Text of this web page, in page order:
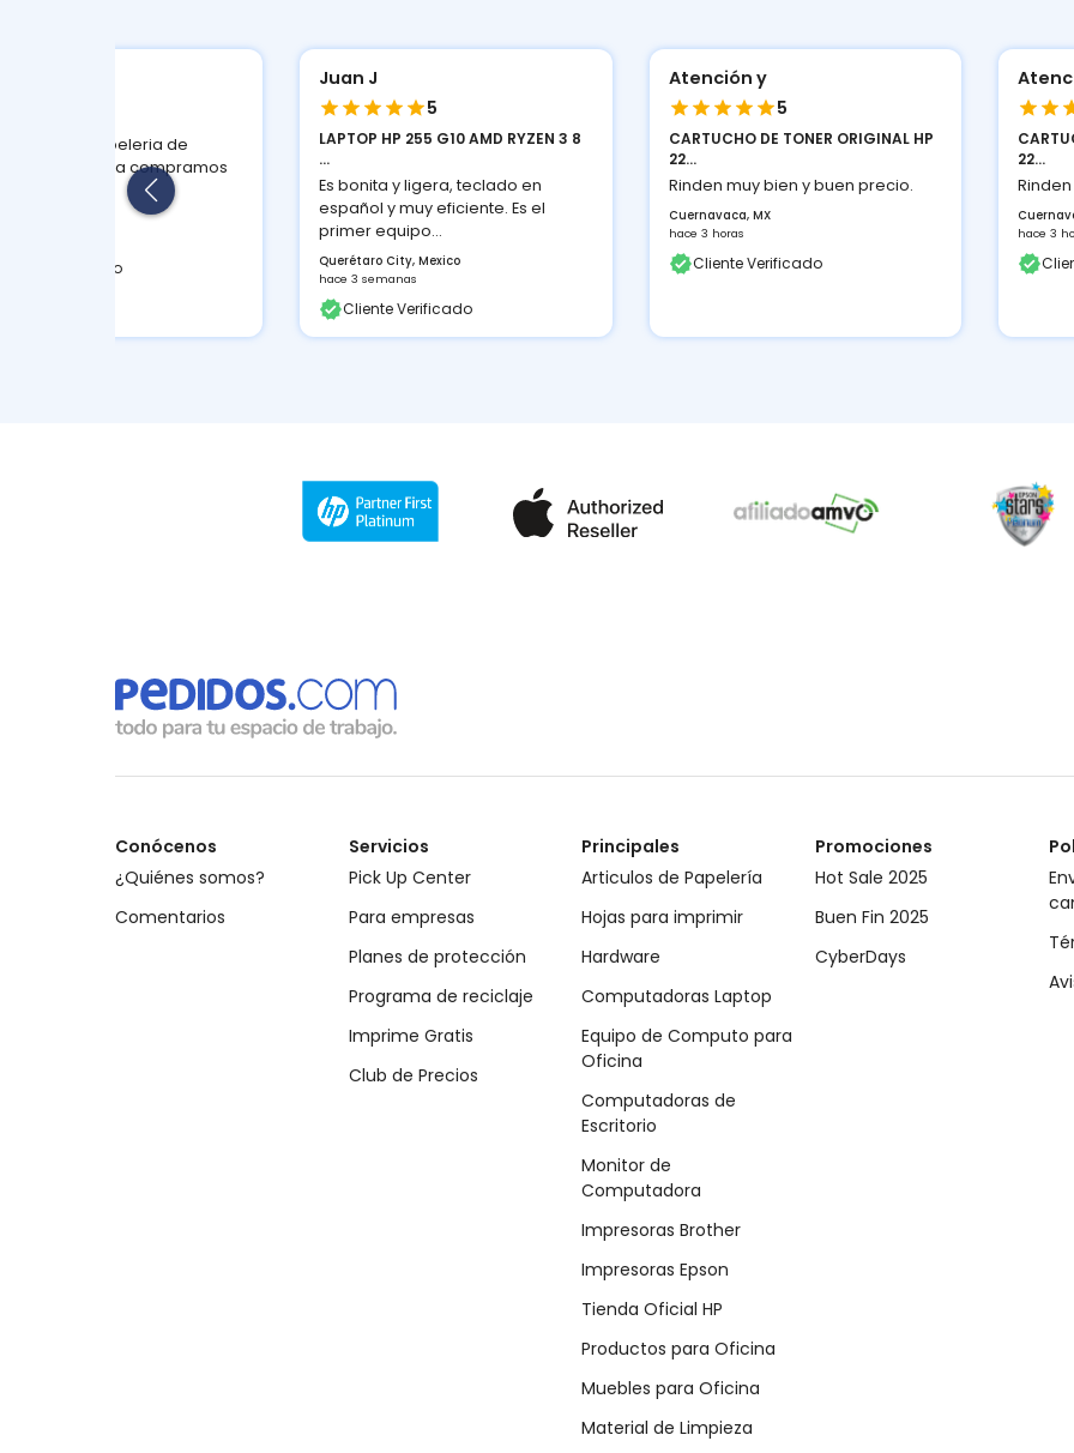
HP 255 G10 AMD RYZEN 3 8
y ligera, teclado en
y muy eficiente. Es el
Atención y
5
CARTUCHO DE TONER ORIGINAL HP
22...
Rinden muy bien y buen precio.
Cuernavaca, MX
hace 3 horas
Cliente Verificado
Atención y
5
CARTUCHO DE TONER ORIGINAL HP
22...
Rinden muy bien y buen precio.
Cuernavaca, MX
hace 3 horas
Cliente Verificado
NEGRO
hace 3
Conócenos
¿Quiénes somos?
Comentarios
Servicios
Pick Up Center
Para empresas
Planes de protección
Programa de reciclaje
Imprime Gratis
Club de Precios
Principales
Articulos de Papelería
Hojas para imprimir
Hardware
Computadoras Laptop
Equipo de Computo para
Oficina
Computadoras de
Escritorio
Monitor de
Computadora
Impresoras Brother
Impresoras Epson
Tienda Oficial HP
Productos para Oficina
Muebles para Oficina
Material de Limpieza
Promociones
Hot Sale 2025
Buen Fin 2025
CyberDays